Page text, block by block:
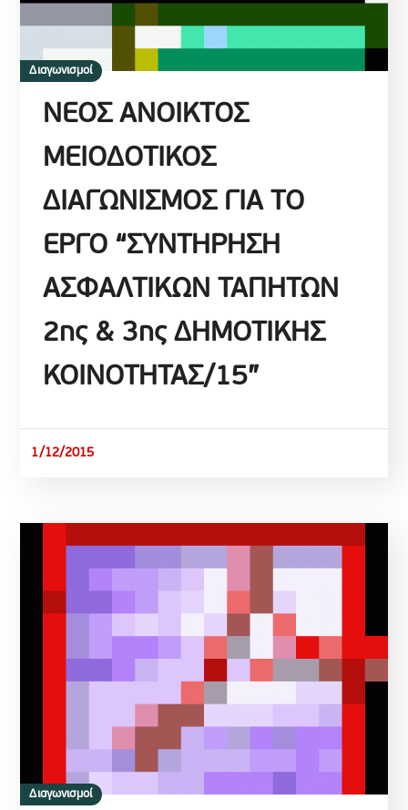
Διαγωνισμοί
ΝΕΟΣ ΑΝΟΙΚΤΟΣ
ΜΕΙΟΔΟΤΙΚΟΣ
ΔΙΑΓΩΝΙΣΜΟΣ ΓΙΑ ΤΟ
ΕΡΓΟ “ΣΥΝΤΗΡΗΣΗ
ΑΣΦΑΛΤΙΚΩΝ ΤΑΠΗΤΩΝ
2ης & 3ης ΔΗΜΟΤΙΚΗΣ
ΚΟΙΝΟΤΗΤΑΣ/15”
1/12/2015
Διαγωνισμοί